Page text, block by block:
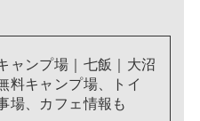
ャンプ場｜七飯｜大沼
料キャンプ場、トイ
場、カフェ情報も